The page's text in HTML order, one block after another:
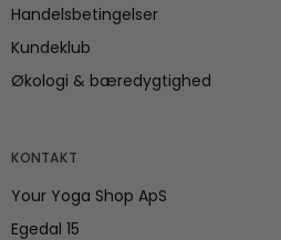
Handelsbetingelser
Kundeklub
Økologi & bæredygtighed
KONTAKT
Your Yoga Shop ApS
Egedal 15